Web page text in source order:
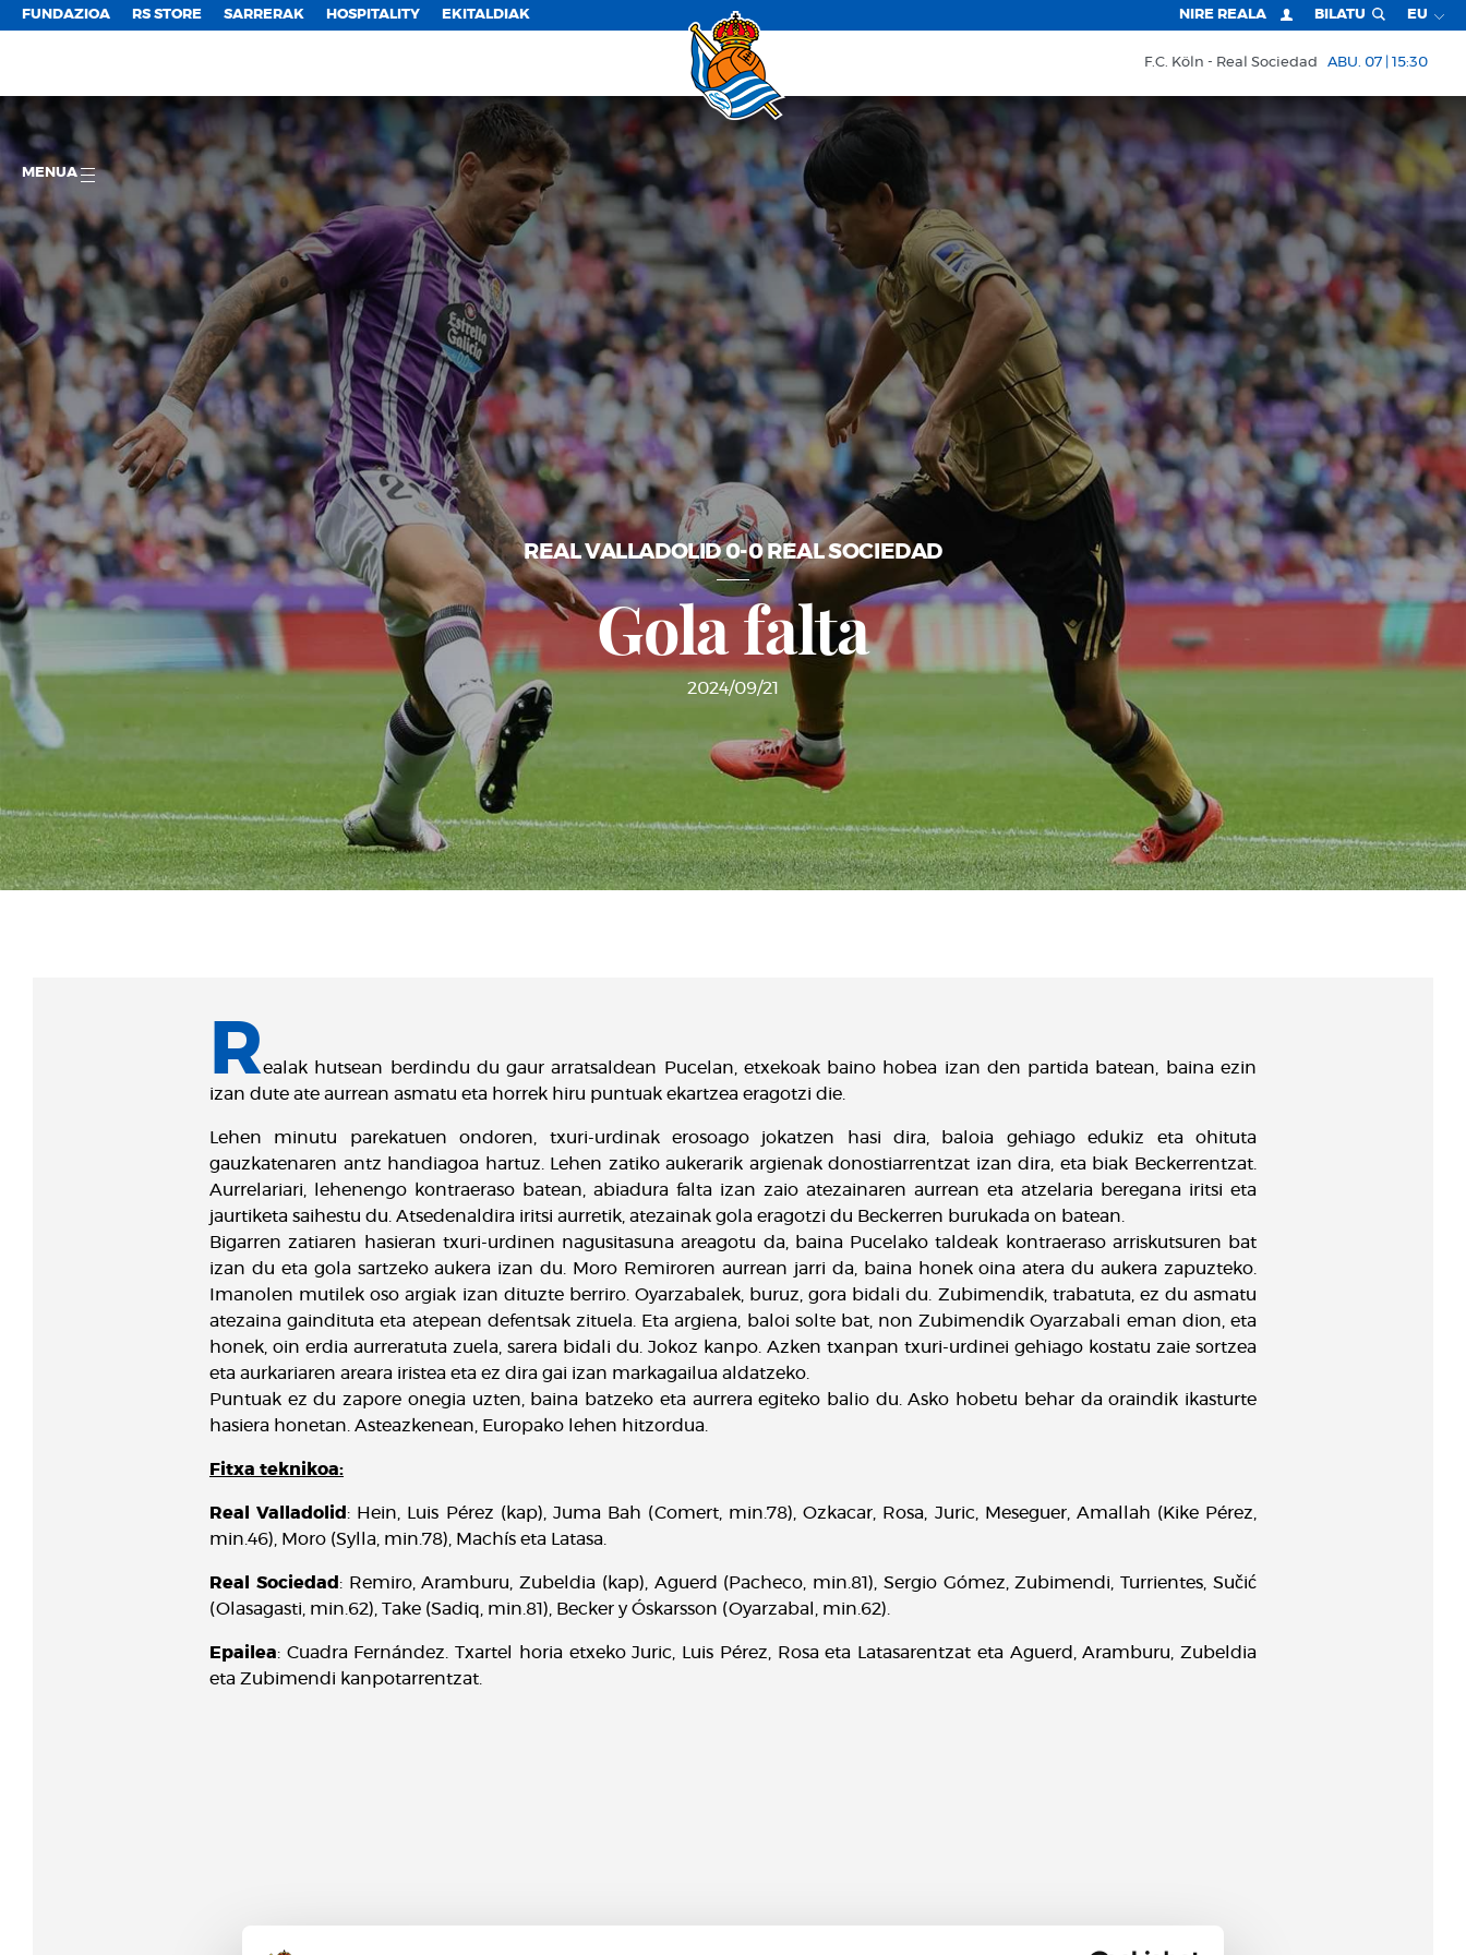
FUNDAZIOA RS STORE SARRERAK HOSPITALITY EKITALDIAK NIRE REALA BILATU EU
F.C. Köln Real Sociedad ABU. 07 | 15:30
MENUA
REAL VALLADOLID 0-0 REAL SOCIEDAD
Gola falta
2024/09/21
Realak hutsean berdindu du gaur arratsaldean Pucelan, etxekoak baino hobea izan den partida batean, baina ezin
izan dute ate aurrean asmatu eta horrek hiru puntuak ekartzea eragotzi die.
Lehen minutu parekatuen ondoren, txuri-urdinak erosoago jokatzen hasi dira, baloia gehiago edukiz eta ohituta
gauzkatenaren antz handiagoa hartuz. Lehen zatiko aukerarik argienak donostiarrentzat izan dira, eta biak Beckerrentzat.
Aurrelariari, lehenengo kontraeraso batean, abiadura falta izan zaio atezainaren aurrean eta atzelaria beregana iritsi eta
jaurtiketa saihestu du. Atsedenaldira iritsi aurretik, atezainak gola eragotzi du Beckerren burukada on batean.
Bigarren zatiaren hasieran txuri-urdinen nagusitasuna areagotu da, baina Pucelako taldeak kontraeraso arriskutsuren bat
izan du eta gola sartzeko aukera izan du. Moro Remiroren aurrean jarri da, baina honek oina atera du aukera zapuzteko.
Imanolen mutilek oso argiak izan dituzte berriro. Oyarzabalek, buruz, gora bidali du. Zubimendik, trabatuta, ez du asmatu
atezaina gaindituta eta atepean defentsak zituela. Eta argiena, baloi solte bat, non Zubimendik Oyarzabali eman dion, eta
honek, oin erdia aurreratuta zuela, sarera bidali du. Jokoz kanpo. Azken txanpan txuri-urdinei gehiago kostatu zaie sortzea
eta aurkariaren areara iristea eta ez dira gai izan markagailua aldatzeko.
Puntuak ez du zapore onegia uzten, baina batzeko eta aurrera egiteko balio du. Asko hobetu behar da oraindik ikasturte
hasiera honetan. Asteazkenean, Europako lehen hitzordua.
Fitxa teknikoa:
Real Valladolid : Hein, Luis Pérez (kap), Juma Bah (Comert, min.78), Ozkacar, Rosa, Juric, Meseguer, Amallah (Kike Pérez,
min.46), Moro (Sylla, min.78), Machís eta Latasa.
Real Sociedad : Remiro, Aramburu, Zubeldia (kap), Aguerd (Pacheco, min.81), Sergio Gómez, Zubimendi, Turrientes, Sučić
(Olasagasti, min.62), Take (Sadiq, min.81), Becker y Óskarsson (Oyarzabal, min.62).
Epailea: Cuadra Fernández. Txartel horia etxeko Juric, Luis Pérez, Rosa eta Latasarentzat eta Aguerd, Aramburu, Zubeldia
eta Zubimendi kanpotarrentzat.